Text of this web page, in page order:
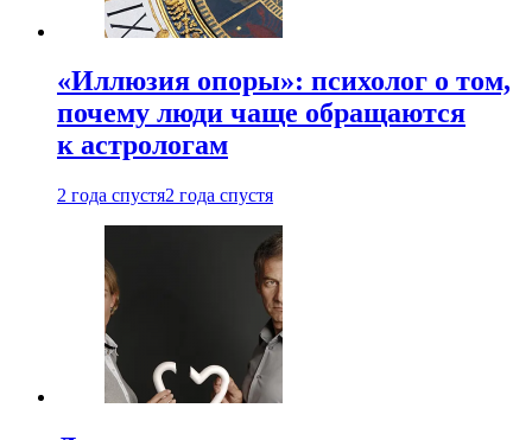
«Иллюзия опоры»: психолог о том,
почему люди чаще обращаются
к астрологам
2 года спустя2 года спустя